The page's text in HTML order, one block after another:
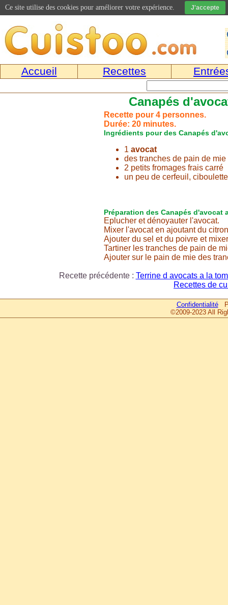
Accueil Recettes
Canapés
Recette pour 4 personnes.
Durée: 20 minutes.
Ingrédients pour des Canapés
1 avocat
des tranches de pain de mie
2 petits fromages frais carré
un peu de cerfeuil,
Préparation des Canapés d'avocat
Eplucher et dénoyauter l'avocat.
Mixer l'avocat en ajoutant du
Ajouter du sel et du poivre et
Tartiner les tranches de pain de
Ajouter sur le pain de mie des
Recette précédente : Terrine d avocats a la
Recettes de
Confidentialité
©2009-2023 All
Ce site utilise des cookies pour améliorer votre expérience. J'accepte